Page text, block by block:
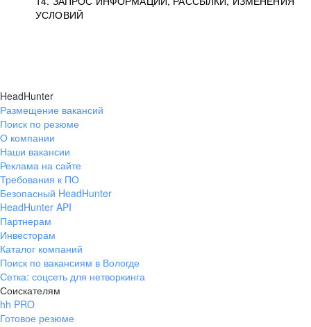
УСЛОВИЙ
HeadHunter
Размещение вакансий
Поиск по резюме
О компании
Наши вакансии
Реклама на сайте
Требования к ПО
Безопасный HeadHunter
HeadHunter API
Партнерам
Инвесторам
Каталог компаний
Поиск по вакансиям в Вологде
Сетка: соцсеть для нетворкинга
Соискателям
hh PRO
Готовое резюме